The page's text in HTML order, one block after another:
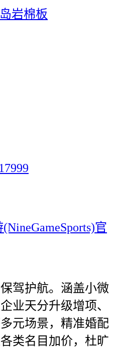
官
护航。涵盖小微
业天分升级增项、
元场景，精准婚配
类名目加价，杜旷